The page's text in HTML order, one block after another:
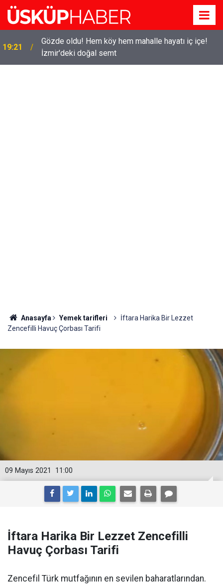
19:21
Gözde oldu! Hem köy hem mahalle hayatı iç içe!
İzmir'deki doğal semt
Anasayfa Yemek tarifleri
İftara Harika Bir Lezzet
Zencefilli Havuç Çorbası Tarifi
11:00
09 Mayıs 2021
İftara Harika Bir Lezzet Zencefilli
Havuç Çorbası Tarifi
Zencefil Türk mutfağının en sevilen baharatlarından.